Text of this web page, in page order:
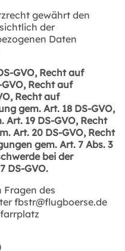
gewährt den
der
Daten
GVO, Recht auf
Recht auf
Recht auf
gem. Art. 18 DS-GVO,
19 DS-GVO, Recht
Art. 20 DS-GVO, Recht
gem. Art. 7 Abs. 3
bei der
DS-GVO.
des
fbstr@flugboerse.de